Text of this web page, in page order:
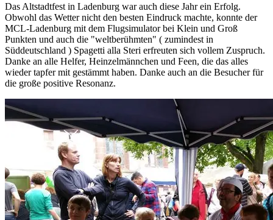
Das Altstadtfest in Ladenburg war auch diese Jahr ein Erfolg.
Obwohl das Wetter nicht den besten Eindruck machte, konnte der
MCL-Ladenburg mit dem Flugsimulator bei Klein und Groß
Punkten und auch die "weltberühmten" ( zumindest in
Süddeutschland ) Spagetti alla Steri erfreuten sich vollem Zuspruch.
Danke an alle Helfer, Heinzelmännchen und Feen, die das alles
wieder tapfer mit gestämmt haben. Danke auch an die Besucher für
die große positive Resonanz.